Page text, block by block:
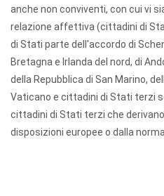
anche non conviventi, con cui vi
relazione affettiva (cittadini di
di Stati parte dell'accordo di
Bretagna e Irlanda del nord, di
della Repubblica di San Marino,
Vaticano e cittadini di Stati terzi
cittadini di Stati terzi che
disposizioni europee o dalla